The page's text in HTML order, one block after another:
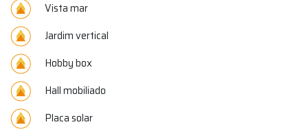
Vista mar
Jardim vertical
Hobby box
Hall mobiliado
Placa solar